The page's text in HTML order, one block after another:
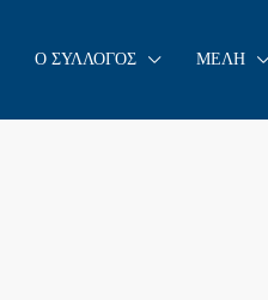
Ο ΣΥΛΛΟΓΟΣ ΜΕΛΗ